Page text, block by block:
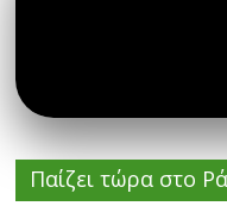
Παίζει τώρα στο